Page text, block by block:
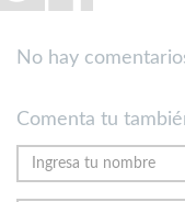
No hay
Comenta tu